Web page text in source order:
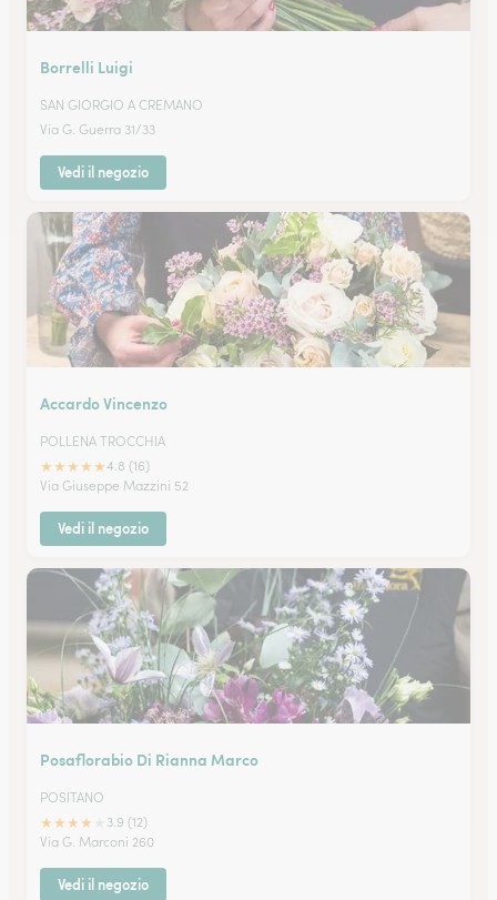
Borrelli Luigi
SAN GIORGIO A CREMANO
Via G. Guerra 31/33
Vedi il negozio
Accardo Vincenzo
POLLENA TROCCHIA
★★★★★4.8 (16)
Via Giuseppe Mazzini 52
Vedi il negozio
Posaflorabio Di Rianna Marco
POSITANO
★★★★
3.9 (12)
Via G. Marconi 260
Vedi il negozio